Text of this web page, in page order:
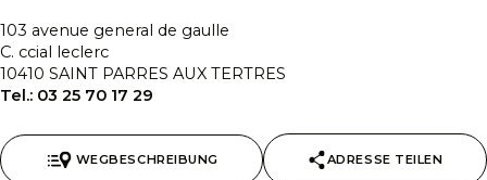
103 avenue general de gaulle
C. ccial leclerc
10410 SAINT PARRES AUX TERTRES
Tel.: 03 25 70 17 29
WEGBESCHREIBUNG ADRESSE TEILEN